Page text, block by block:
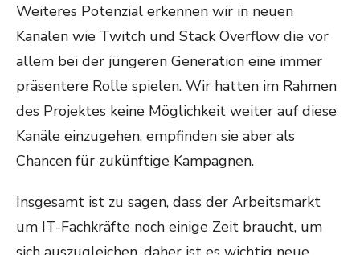
Weiteres Potenzial erkennen wir in neuen
Kanälen wie Twitch und Stack Overflow die vor
allem bei der jüngeren Generation eine immer
präsentere Rolle spielen. Wir hatten im Rahmen
des Projektes keine Möglichkeit weiter auf diese
Kanäle einzugehen, empfinden sie aber als
Chancen für zukünftige Kampagnen.
Insgesamt ist zu sagen, dass der Arbeitsmarkt
um IT-Fachkräfte noch einige Zeit braucht, um